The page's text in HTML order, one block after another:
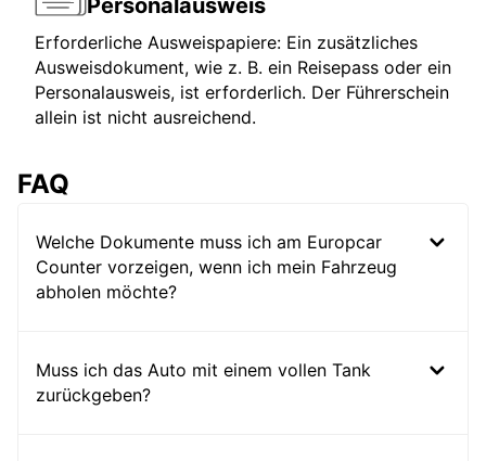
Personalausweis
Erforderliche Ausweispapiere: Ein zusätzliches
Ausweisdokument, wie z. B. ein Reisepass oder ein
Personalausweis, ist erforderlich. Der Führerschein
allein ist nicht ausreichend.
FAQ
Welche Dokumente muss ich am Europcar
Counter vorzeigen, wenn ich mein Fahrzeug
abholen möchte?
Muss ich das Auto mit einem vollen Tank
zurückgeben?